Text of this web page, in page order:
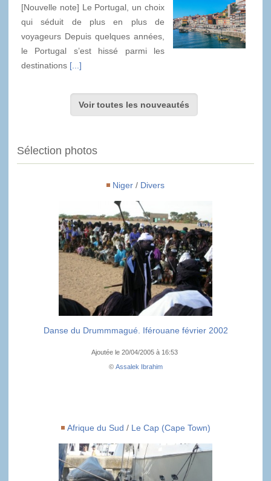
[Nouvelle note] Le Portugal, un choix
qui séduit de plus en plus de
voyageurs Depuis quelques années,
le Portugal s’est hissé parmi les
destinations [...]
Voir toutes les nouveautés
Sélection photos
Niger / Divers
Danse du Drummmagué. Iférouane février 2002
Ajoutée le 20/04/2005 à 16:53
© Assalek Ibrahim
Afrique du Sud / Le Cap (Cape Town)